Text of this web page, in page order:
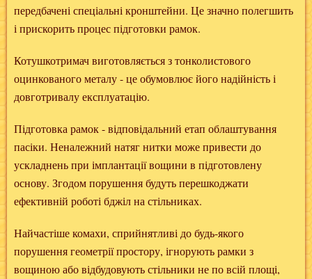
передбачені спеціальні кронштейни. Це значно полегшить
і прискорить процес підготовки рамок.
Котушкотримач виготовляється з тонколистового
оцинкованого металу - це обумовлює його надійність і
довготривалу експлуатацію.
Підготовка рамок - відповідальний етап облаштування
пасіки. Неналежний натяг нитки може привести до
ускладнень при імплантації вощини в підготовлену
основу. Згодом порушення будуть перешкоджати
ефективній роботі бджіл на стільниках.
Найчастіше комахи, сприйнятливі до будь-якого
порушення геометрії простору, ігнорують рамки з
вощиною або відбудовують стільники не по всій площі,